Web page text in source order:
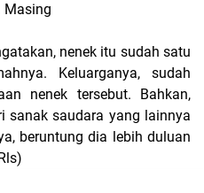
Masing
nenek itu sudah satu
Keluarganya, sudah
nenek tersebut. Bahkan,
sanak saudara yang lainnya
beruntung dia lebih duluan